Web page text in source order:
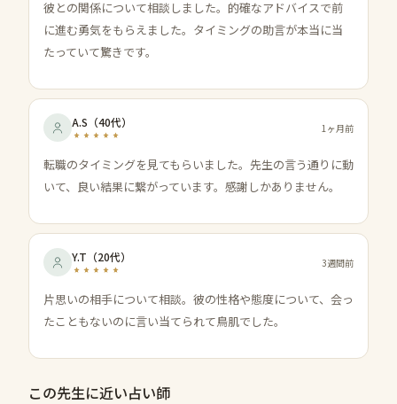
彼との関係について相談しました。的確なアドバイスで前
に進む勇気をもらえました。タイミングの助言が本当に当
たっていて驚きです。
A.S （40代） 1ヶ月前
転職のタイミングを見てもらいました。先生の言う通りに動
いて、良い結果に繋がっています。感謝しかありません。
Y.T （20代） 3週間前
片思いの相手について相談。彼の性格や態度について、会っ
たこともないのに言い当てられて鳥肌でした。
この先生に近い占い師